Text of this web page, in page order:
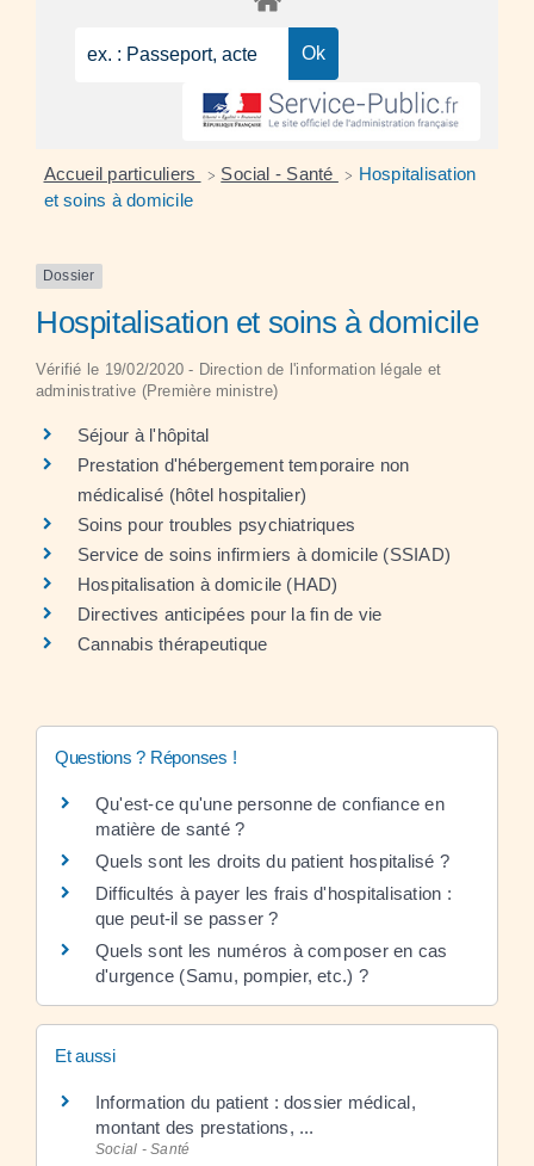
Accueil particuliers > Social - Santé > Hospitalisation
et soins à domicile
Dossier
Hospitalisation et soins à domicile
Vérifié le 19/02/2020 - Direction de l'information légale et
administrative (Première ministre)
Séjour à l'hôpital
Prestation d'hébergement temporaire non
médicalisé (hôtel hospitalier)
Soins pour troubles psychiatriques
Service de soins infirmiers à domicile (SSIAD)
Hospitalisation à domicile (HAD)
Directives anticipées pour la fin de vie
Cannabis thérapeutique
Questions ? Réponses !
Qu'est-ce qu'une personne de confiance en
matière de santé ?
Quels sont les droits du patient hospitalisé ?
Difficultés à payer les frais d'hospitalisation :
que peut-il se passer ?
Quels sont les numéros à composer en cas
d'urgence (Samu, pompier, etc.) ?
Et aussi
Information du patient : dossier médical,
montant des prestations, ...
Social - Santé